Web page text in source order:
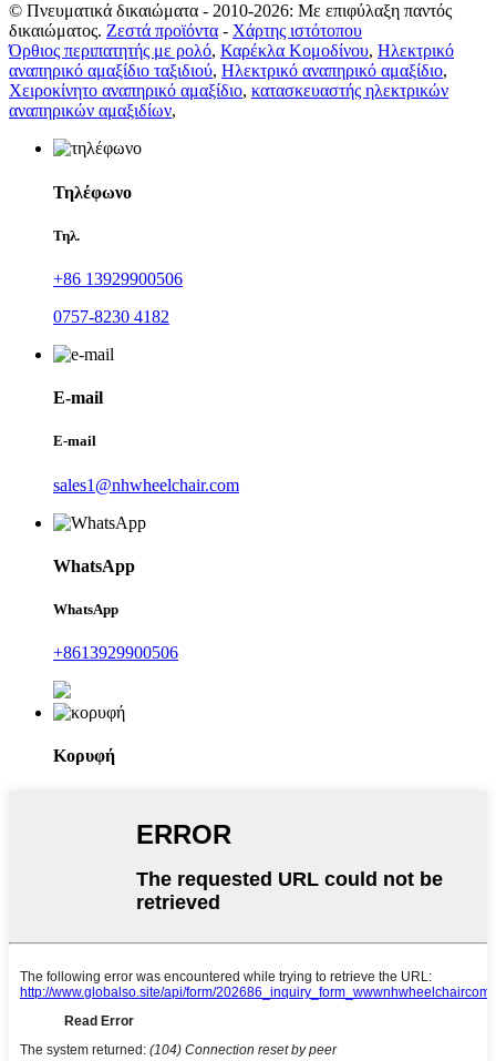
© Πνευματικά δικαιώματα - 2010-2026: Με επιφύλαξη παντός
δικαιώματος. Ζεστά προϊόντα - Χάρτης ιστότοπου
Όρθιος περιπατητής με ρολό, Καρέκλα Κομοδίνου, Ηλεκτρικό
αναπηρικό αμαξίδιο ταξιδιού, Ηλεκτρικό αναπηρικό αμαξίδιο,
Χειροκίνητο αναπηρικό αμαξίδιο, κατασκευαστής ηλεκτρικών
αναπηρικών αμαξιδίων,
Τηλέφωνο
Τηλ.
+86 13929900506
0757-8230 4182
E-mail
E-mail
sales1@nhwheelchair.com
WhatsApp
WhatsApp
+8613929900506
Κορυφή